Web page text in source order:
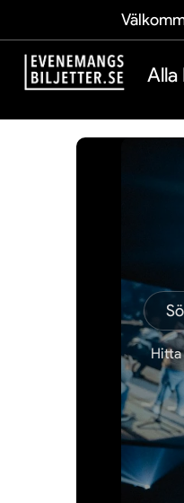
Alla
Hitta